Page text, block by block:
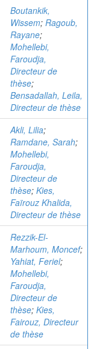
Boutankik,
Wissem; Ragoub,
Rayane;
Mohellebi,
Faroudja,
Directeur de
thèse;
Bensadallah, Leila,
Directeur de thèse
Akli, Lilia;
Ramdane, Sarah;
Mohellebi,
Faroudja,
Directeur de
thèse; Kies,
Faïrouz Khalida,
Directeur de thèse
Rezzik-El-
Marhoum, Moncef;
Yahiat, Feriel;
Mohellebi,
Faroudja,
Directeur de
thèse; Kies,
Fairouz, Directeur
de thèse